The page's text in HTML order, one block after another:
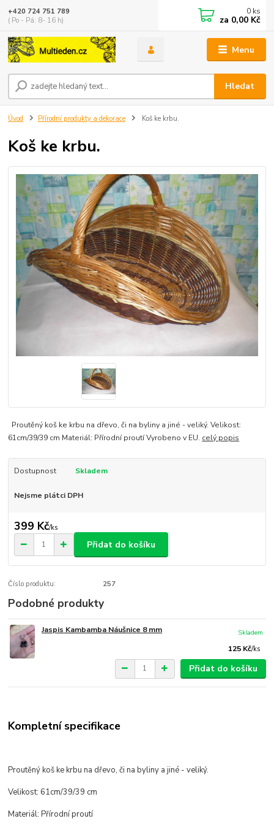
Menu
Hledat
+420 724 751 789
( Po - Pá: 8- 16 h)
0 ks
za 0,00 Kč
Úvod Přírodní produkty a dekorace Koš ke krbu.
Koš ke krbu.
Proutěný koš ke krbu na dřevo, či na byliny a jiné - veliký. Velikost:
61cm/39/39 cm Materiál: Přírodní proutí Vyrobeno v EU. celý popis
Dostupnost Skladem
Nejsme plátci DPH
399 Kč/ks
Přidat do košíku
Číslo produktu: 257
Podobné produkty
Jaspis Kambamba Náušnice 8 mm
125 Kč/ks
Skladem
Přidat do košíku
Kompletní specifikace
Proutěný koš ke krbu na dřevo, či na byliny a jiné - veliký.
Velikost: 61cm/39/39 cm
Materiál: Přírodní proutí